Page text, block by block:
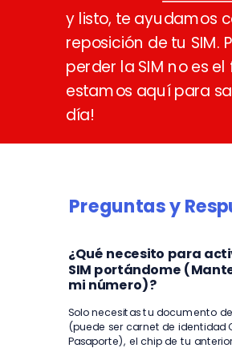
y listo, te ayudamos
reposición de tu SIM.
perder la SIM no es el
estamos aquí para
día!
¿Qué necesito para
SIM portándome
mi número)?
Solo necesitas tu documento
(puede ser carnet de identidad
Pasaporte), el chip de tu
Preguntas y